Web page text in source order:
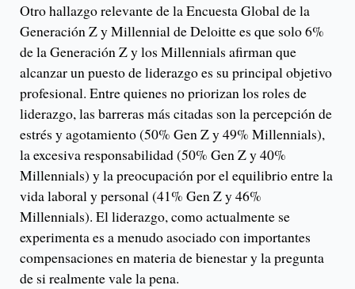
Otro hallazgo relevante de la Encuesta Global de la
Generación Z y Millennial de Deloitte es que solo 6%
de la Generación Z y los Millennials afirman que
alcanzar un puesto de liderazgo es su principal objetivo
profesional. Entre quienes no priorizan los roles de
liderazgo, las barreras más citadas son la percepción de
estrés y agotamiento (50% Gen Z y 49% Millennials),
la excesiva responsabilidad (50% Gen Z y 40%
Millennials) y la preocupación por el equilibrio entre la
vida laboral y personal (41% Gen Z y 46%
Millennials). El liderazgo, como actualmente se
experimenta es a menudo asociado con importantes
compensaciones en materia de bienestar y la pregunta
de si realmente vale la pena.